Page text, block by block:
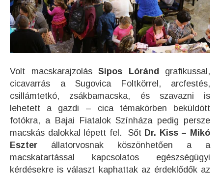
Volt macskarajzolás Sipos Lóránd grafikussal,
cicavarrás a Sugovica Foltkörrel, arcfestés,
csillámtetkó, zsákbamacska, és szavazni is
lehetett a gazdi – cica témakörben beküldött
fotókra, a Bajai Fiatalok Színháza pedig persze
macskás dalokkal lépett fel. Sőt Dr. Kiss – Mikó
Eszter állatorvosnak köszönhetően a a
macskatartással kapcsolatos egészségügyi
kérdésekre is választ kaphattak az érdeklődők az